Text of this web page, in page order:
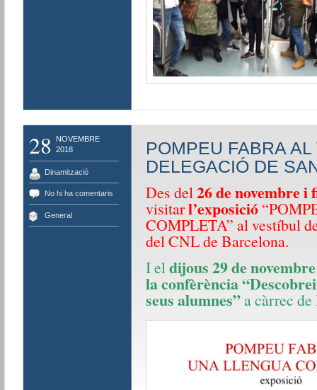
28
NOVEMBRE
2018
Dinamització
No hi ha comentaris
General
POMPEU FABRA
DELEGACIÓ DE
Des del26 de novembre i
visitarl’exposició
COMPLETA” al vestíbul
del CNL de Barcelona.
I eldijous 29 de
la confèrència
seus alumnes”a càrrec